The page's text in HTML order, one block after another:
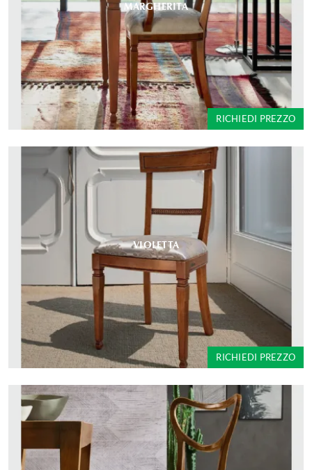
MARGHERITA
RICHIEDI PREZZO
VIOLETTA
RICHIEDI PREZZO